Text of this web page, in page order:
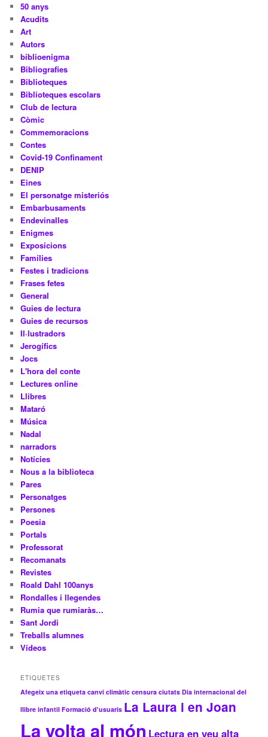
50 anys
Acudits
Art
Autors
biblioenigma
Bibliografies
Biblioteques
Biblioteques escolars
Club de lectura
Còmic
Commemoracions
Contes
Covid-19 Confinament
DENIP
Eines
El personatge misteriós
Embarbusaments
Endevinalles
Enigmes
Exposicions
Famílies
Festes i tradicions
Frases fetes
General
Guies de lectura
Guies de recursos
Il·lustradors
Jerogífics
Jocs
L'hora del conte
Lectures online
Llibres
Mataró
Música
Nadal
narradors
Notícies
Nous a la biblioteca
Pares
Personatges
Persones
Poesia
Portals
Professorat
Recomanats
Revistes
Roald Dahl 100anys
Rondalles i llegendes
Rumia que rumiaràs…
Sant Jordi
Treballs alumnes
Vídeos
ETIQUETES
Afegeix una etiqueta canvi climàtic censura ciutats Dia internacional del
llibre infantil Formació d'usuaris La Laura i en Joan
La volta al món Lectura en veu alta